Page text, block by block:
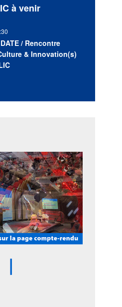
à venir
/ Rencontre
& Innovation(s)